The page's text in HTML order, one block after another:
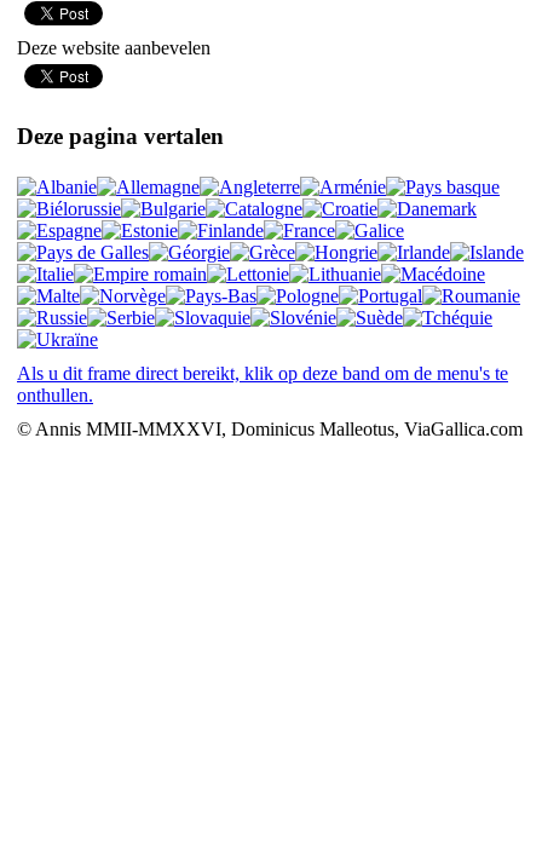
Deze website aanbevelen
Deze pagina vertalen
Als u dit frame direct bereikt, klik op deze band om de menu's te
onthullen.
© Annis MMII-MMXXVI, Dominicus Malleotus, ViaGallica.com